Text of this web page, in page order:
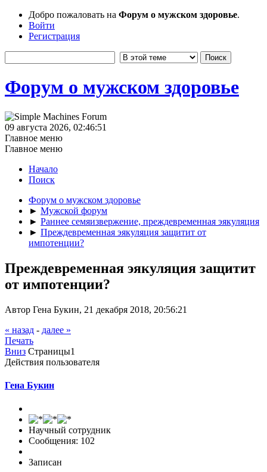
Добро пожаловать на Форум о мужском здоровье.
Войти
Регистрация
Форум о мужском здоровье
09 августа 2026, 02:46:51
Главное меню
Главное меню
Начало
Поиск
Форум о мужском здоровье
► Мужской форум
► Раннее семяизвержение, преждевременная эякуляция
► Преждевременная эякуляция защитит от
импотенции?
Преждевременная эякуляция защитит
от импотенции?
Автор Гена Букин, 21 декабря 2018, 20:56:21
« назад - далее »
Печать
Вниз Страницы1
Действия пользователя
Гена Букин
Научный сотрудник
Сообщения: 102
Записан